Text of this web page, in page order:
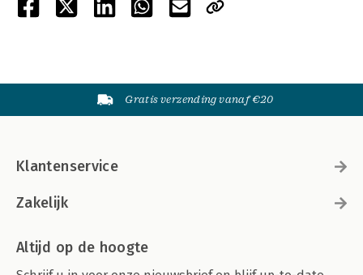
Gratis verzending vanaf €20
Klantenservice
Zakelijk
Altijd op de hoogte